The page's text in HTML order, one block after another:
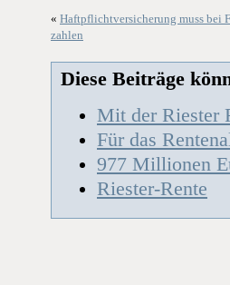
« Haftpflichtversicherung muss bei
zahlen
Diese Beiträge
Mit der Riester
Für das
977 Millionen
Riester-Rente